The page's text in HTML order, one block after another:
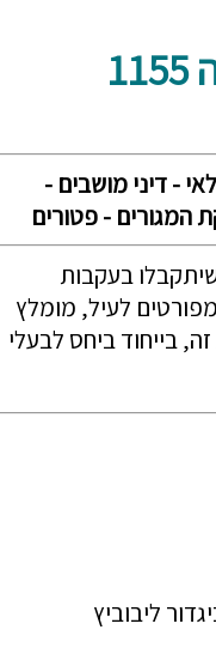
- דיני מושבים -
בעקבות
נוכח השינויים המפורטים לעיל, מומלץ
בייחוד ביחס לבעלי